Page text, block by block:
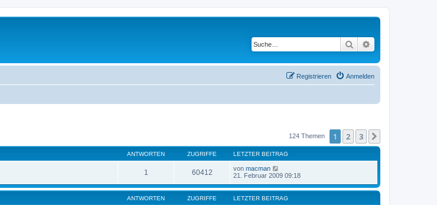
Suche
Anmelden
Registrieren
124 Themen 1 2 3
ANTWORTEN ZUGRIFFE LETZTER BEITRAG
1 60412 von macman
21. Februar 2009 09:18
ANTWORTEN ZUGRIFFE LETZTER BEITRAG